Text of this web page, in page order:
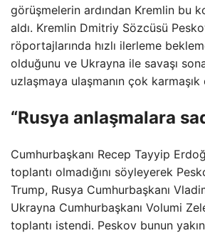
görüşmelerin ardından Kremlin bu
aldı. Kremlin Dmitriy Sözcüsü
röportajlarında hızlı ilerleme
olduğunu ve Ukrayna ile savaşı
uzlaşmaya ulaşmanın çok
“Rusya anlaşmalara
Cumhurbaşkanı Recep Tayyip
toplantı olmadığını söyleyerek
Trump, Rusya Cumhurbaşkanı
Ukrayna Cumhurbaşkanı Volumi
toplantı istendi. Peskov bunun